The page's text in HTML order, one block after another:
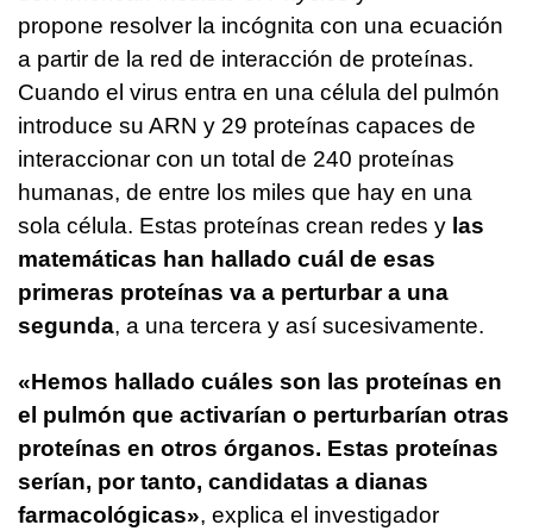
propone resolver la incógnita con una ecuación
a partir de la red de interacción de proteínas.
Cuando el virus entra en una célula del pulmón
introduce su ARN y 29 proteínas capaces de
interaccionar con un total de 240 proteínas
humanas, de entre los miles que hay en una
sola célula. Estas proteínas crean redes y las
matemáticas han hallado cuál de esas
primeras proteínas va a perturbar a una
segunda, a una tercera y así sucesivamente.
«Hemos hallado cuáles son las proteínas en
el pulmón que activarían o perturbarían otras
proteínas en otros órganos. Estas proteínas
serían, por tanto, candidatas a dianas
farmacológicas», explica el investigador